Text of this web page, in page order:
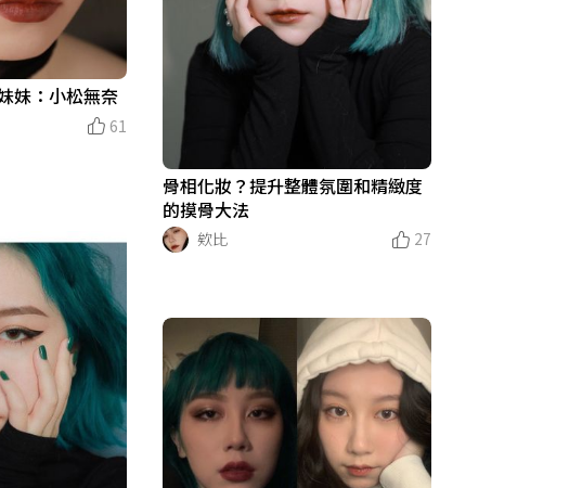
妹：小松無奈
61
骨相化妝？提升整體氛圍和精緻度
的摸骨大法
欸比
27